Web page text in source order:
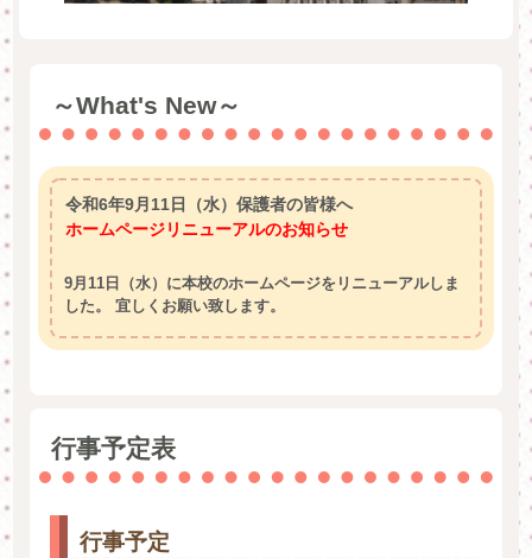
～What's New～
令和6年9月11日（水）保護者の皆様へ
ホームページリニューアルのお知らせ
9月11日（水）に本校のホームページをリニューアルしま
した。 宜しくお願い致します。
行事予定表
行事予定